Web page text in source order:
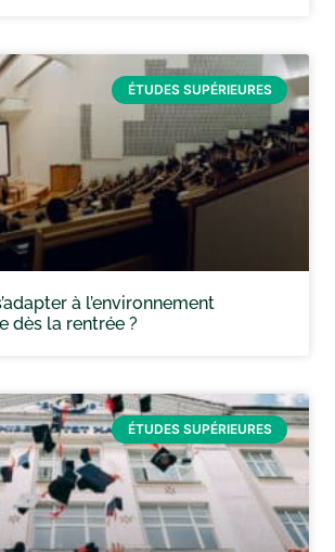
ÉTUDES SUPÉRIEURES
à l’environnement
dès la rentrée ?
ÉTUDES SUPÉRIEURES